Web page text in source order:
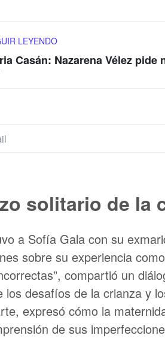
LEYENDO
Casán: Nazarena Vélez
solitario de la
a Sofía Gala con su
sobre su experiencia
compartió un
los desafíos de la crianza y
expresó cómo la
de sus